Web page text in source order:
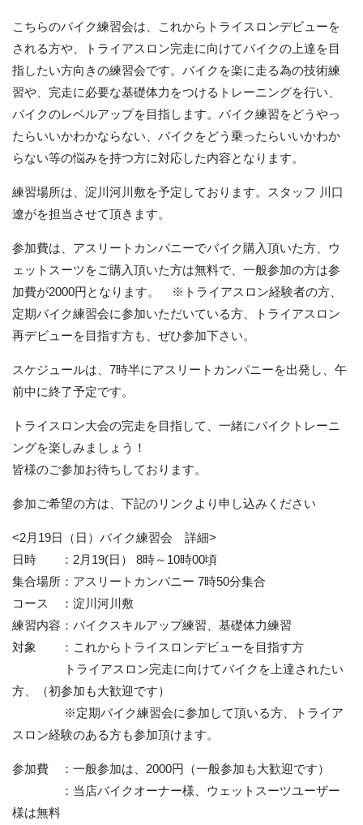
こちらのバイク練習会は、これからトライスロンデビューを
される方や、トライアスロン完走に向けてバイクの上達を目
指したい方向きの練習会です。バイクを楽に走る為の技術練
習や、完走に必要な基礎体力をつけるトレーニングを行い、
バイクのレベルアップを目指します。バイク練習をどうやっ
たらいいかわかならない、バイクをどう乗ったらいいかわか
らない等の悩みを持つ方に対応した内容となります。
練習場所は、淀川河川敷を予定しております。スタッフ 川口
遼がを担当させて頂きます。
参加費は、アスリートカンパニーでバイク購入頂いた方、ウ
ェットスーツをご購入頂いた方は無料で、一般参加の方は参
加費が2000円となります。 ※トライアスロン経験者の方、
定期バイク練習会に参加いただいている方、トライアスロン
再デビューを目指す方も、ぜひ参加下さい。
スケジュールは、7時半にアスリートカンパニーを出発し、午
前中に終了予定です。
トライスロン大会の完走を目指して、一緒にバイクトレーニ
ングを楽しみましょう！
皆様のご参加お待ちしております。
参加ご希望の方は、下記のリンクより申し込みください
<2月19日（日）バイク練習会 詳細>
日時 ：2月19(日） 8時～10時00頃
集合場所：アスリートカンパニー 7時50分集合
コース ：淀川河川敷
練習内容：バイクスキルアップ練習、基礎体力練習
対象 ：これからトライスロンデビューを目指す方
トライアスロン完走に向けてバイクを上達されたい
方、（初参加も大歓迎です）
※定期バイク練習会に参加して頂いる方、トライア
スロン経験のある方も参加頂けます。
参加費 ：一般参加は、2000円（一般参加も大歓迎です）
：当店バイクオーナー様、ウェットスーツユーザー
様は無料